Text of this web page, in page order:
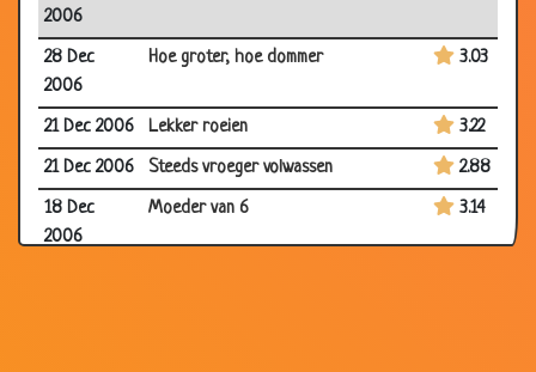
2006
28 Dec
2006
Hoe groter, hoe dommer 3.03
21 Dec 2006 Lekker roeien
3.22
21 Dec 2006
Steeds vroeger volwassen
2.88
18 Dec
2006
Moeder van 6 3.14